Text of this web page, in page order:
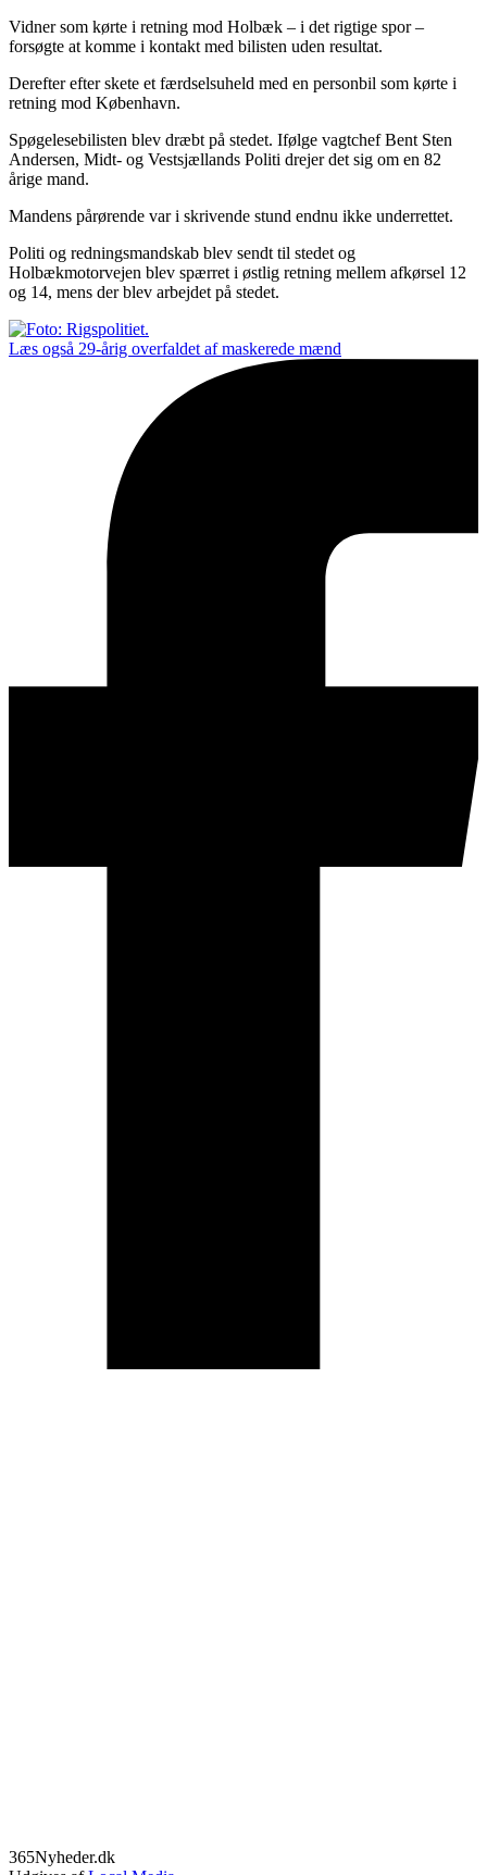
Vidner som kørte i retning mod Holbæk – i det rigtige spor –
forsøgte at komme i kontakt med bilisten uden resultat.
Derefter efter skete et færdselsuheld med en personbil som kørte i
retning mod København.
Spøgelesebilisten blev dræbt på stedet. Ifølge vagtchef Bent Sten
Andersen, Midt- og Vestsjællands Politi drejer det sig om en 82
årige mand.
Mandens pårørende var i skrivende stund endnu ikke underrettet.
Politi og redningsmandskab blev sendt til stedet og
Holbækmotorvejen blev spærret i østlig retning mellem afkørsel 12
og 14, mens der blev arbejdet på stedet.
Læs også 29-årig overfaldet af maskerede mænd
365Nyheder.dk